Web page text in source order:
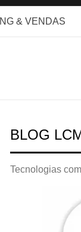
& VENDAS
BLOG
Tecnologias